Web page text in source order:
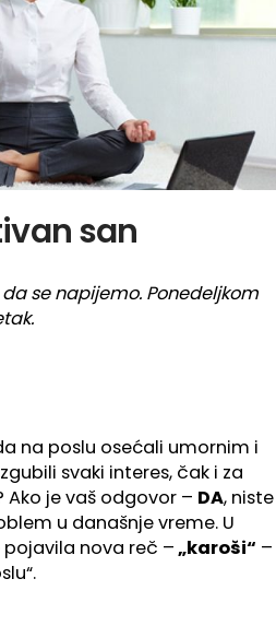
san
se napijemo. Ponedeljkom
na poslu osećali umornim i
svaki interes, čak i za
je vaš odgovor – DA, niste
u današnje vreme. U
pojavila nova reč –„karoši“ –